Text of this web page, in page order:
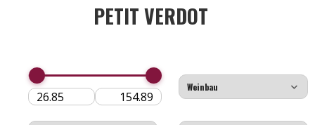
PETIT VERDOT